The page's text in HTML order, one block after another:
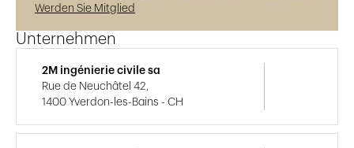
Werden Sie Mitglied
Unternehmen
2M ingénierie civile sa
Rue de Neuchâtel 42,
1400 Yverdon-les-Bains - CH